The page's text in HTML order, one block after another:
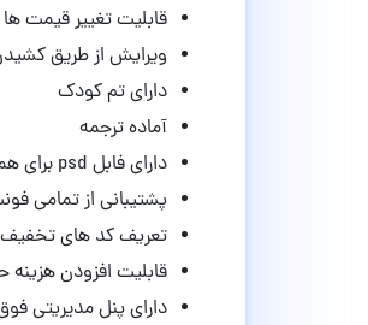
قابلیت تغییر قیمت
ویرایش از طریق
دارای تم کودک
آماده ترجمه
دارای فابل psd برای همه صفحات
پشتیبانی از تمامی
تعریف کد های تخفیف
قابلیت افزودن
دارای پنل مدیریتی